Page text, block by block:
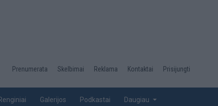
Desktop
top
Prenumerata Skelbimai Reklama Kontaktai Prisijungti
Galerijos Podkastai Daugiau